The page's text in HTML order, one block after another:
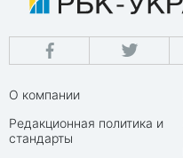
О компании
Редакционная политика и
стандарты